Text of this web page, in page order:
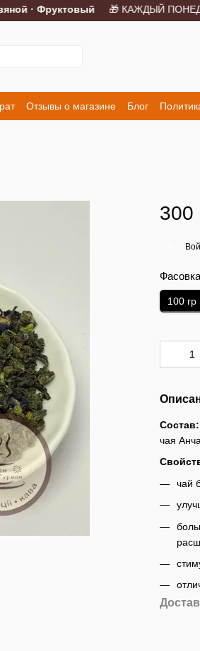
· Фруктовый🎁 КАЖДЫЙ
Отзывы о магазине Блог
300
Фасовка
100 гр
Состав:
чая
чай